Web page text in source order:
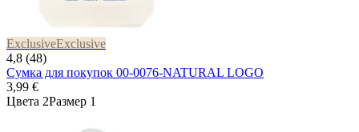
ExclusiveExclusive
4,8 (48)
Сумка для покупок 00-0076-NATURAL LOGO
3,99 €
Цвета 2Размер 1